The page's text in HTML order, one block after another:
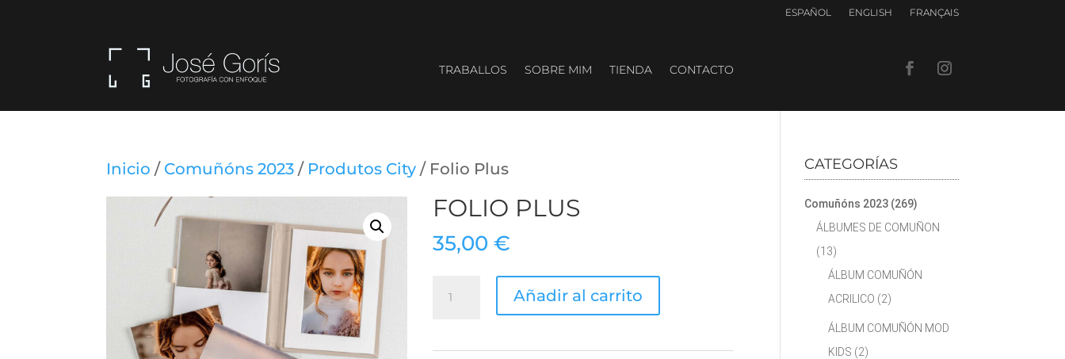
ESPAÑOL ENGLISH FRANÇAIS
TRABALLOS SOBRE MIM TIENDA CONTACTO
Inicio / Comuñóns 2023 / Produtos City / Folio Plus
FOLIO PLUS
35,00€
Añadir al carrito
CATEGORÍAS
Comuñóns 2023 (269)
ÁLBUMES DE COMUÑON
(13)
ÁLBUM COMUÑÓN
ACRILICO (2)
ÁLBUM COMUÑÓN MOD
KIDS (2)